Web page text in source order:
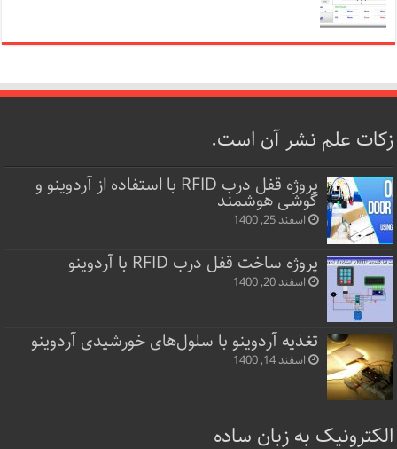
زکات علم نشر آن است.
پروژه قفل‌ درب RFID با استفاده از آردوینو و
گوشی هوشمند
اسفند 25, 1400
پروژه ساخت قفل‌ درب RFID با آردوینو
اسفند 20, 1400
تغذیه آردوینو با سلول‌های خورشیدی آردوینو
اسفند 14, 1400
الکترونیک به زبان ساده